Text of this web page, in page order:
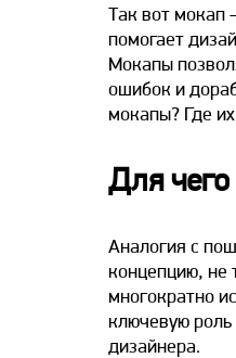
Так вот мокап
помогает
Мокапы
ошибок и
мокапы? Где
Для
Аналогия с
концепцию, не
многократно
ключевую роль
дизайнера.